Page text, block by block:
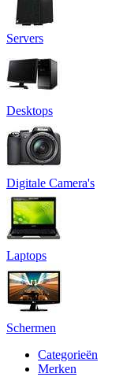
Servers
Desktops
Digitale Camera's
Laptops
Schermen
Categorieën
Merken